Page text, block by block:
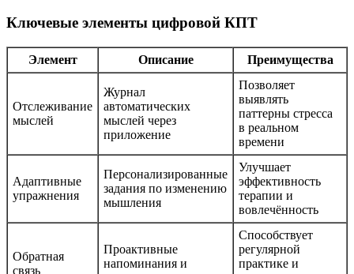
Ключевые элементы цифровой КПТ
Элемент Описание Преимущества
Отслеживание
мыслей
Журнал
автоматических
мыслей через
приложение
Позволяет
выявлять
паттерны стресса
в реальном
времени
Адаптивные
упражнения
Персонализированные
задания по изменению
мышления
Улучшает
эффективность
терапии и
вовлечённость
Обратная
связь
Проактивные
напоминания и
Способствует
регулярной
практике и